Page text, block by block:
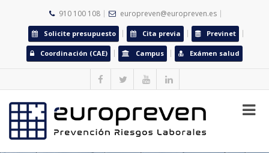
910 100 108 europreven@europreven.es
Solicite presupuesto Cita previa Previnet
Coordinación (CAE) Campus Exámen salud